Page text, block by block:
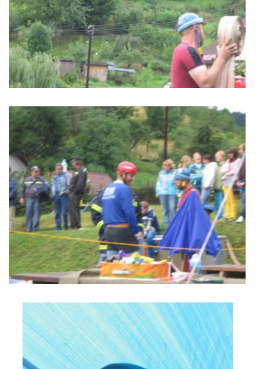
IČ: 65715764
hasici.havlovice@seznam.cz
© 2026 eStránky.cz |WebSlice |Tisk|Aktualizováno: 14. 6. 2026
Nahoru ↑